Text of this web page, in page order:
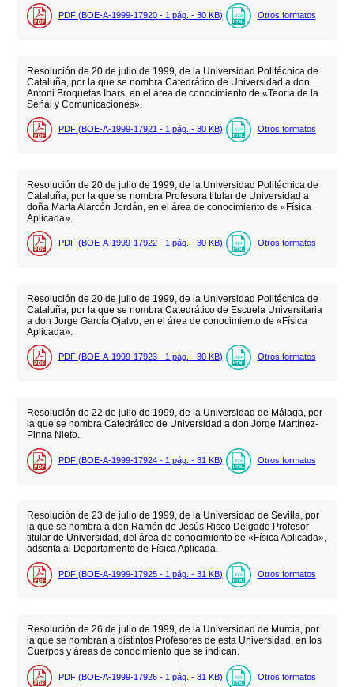
PDF (BOE-A-1999-17920 - 1 pág. - 30 KB) Otros formatos
Resolución de 20 de julio de 1999, de la Universidad Politécnica de
Cataluña, por la que se nombra Catedrático de Universidad a don
Antoni Broquetas Ibars, en el área de conocimiento de «Teoría de la
Señal y Comunicaciones».
PDF (BOE-A-1999-17921 - 1 pág. - 30 KB) Otros formatos
Resolución de 20 de julio de 1999, de la Universidad Politécnica de
Cataluña, por la que se nombra Profesora titular de Universidad a
doña Marta Alarcón Jordán, en el área de conocimiento de «Física
Aplicada».
PDF (BOE-A-1999-17922 - 1 pág. - 30 KB) Otros formatos
Resolución de 20 de julio de 1999, de la Universidad Politécnica de
Cataluña, por la que se nombra Catedrático de Escuela Universitaria
a don Jorge García Ojalvo, en el área de conocimiento de «Física
Aplicada».
PDF (BOE-A-1999-17923 - 1 pág. - 30 KB) Otros formatos
Resolución de 22 de julio de 1999, de la Universidad de Málaga, por
la que se nombra Catedrático de Universidad a don Jorge Martínez-
Pinna Nieto.
PDF (BOE-A-1999-17924 - 1 pág. - 31 KB) Otros formatos
Resolución de 23 de julio de 1999, de la Universidad de Sevilla, por
la que se nombra a don Ramón de Jesús Risco Delgado Profesor
titular de Universidad, del área de conocimiento de «Física Aplicada»,
adscrita al Departamento de Física Aplicada.
PDF (BOE-A-1999-17925 - 1 pág. - 31 KB) Otros formatos
Resolución de 26 de julio de 1999, de la Universidad de Murcia, por
la que se nombran a distintos Profesores de esta Universidad, en los
Cuerpos y áreas de conocimiento que se indican.
PDF (BOE-A-1999-17926 - 1 pág. - 31 KB) Otros formatos